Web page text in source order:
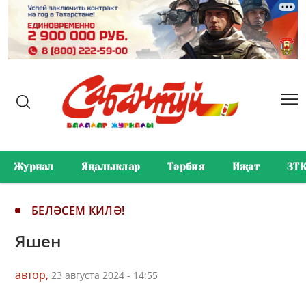
Журнал Яңалыклар Тәрбия Иҗат ЗТК
БЕЛӘСЕМ КИЛӘ!
Яшен
автор, 23 августа 2024 - 14:55